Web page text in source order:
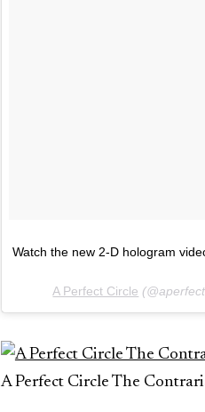
Watch the new 2-D hologram
A Perfect Circle
A Perfect Circle The